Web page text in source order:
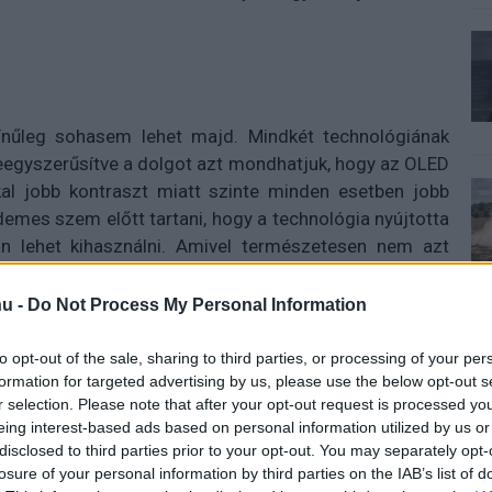
- Do Not Process My Personal Information
opt-out of the sale, sharing to third parties, or processing of your
for targeted advertising by us, please use the below opt-out
selection. Please note that after your opt-out request is processed
interest-based ads based on personal information utilized by us
to third parties prior to your opt-out. You may separately
of your personal information by third parties on the IAB’s list of
sohasem lehet majd. Mindkét technológiának
a dolgot azt mondhatjuk, hogy az OLED
jobb kontraszt miatt szinte minden esetben jobb
szem előtt tartani, hogy a technológia nyújtotta
lehet kihasználni. Amivel természetesen nem azt
de olyankor egy OLED-tévé és a LED-es tévé
ugyan a LED-technológiával nagyobb maximális
film vagy sorozat, amely képes ezt kihasználni. A
beállítani, de nem árt tudni, hogy lényegét tekintve
színekkel. Az LG, a Panasonic, a Philips és a Sony
épülnek, míg a Samsung, a QLED-et használja.